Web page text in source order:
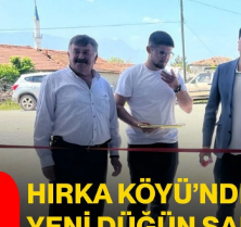
SAĞLIK
SPOR
11:11 MANŞET